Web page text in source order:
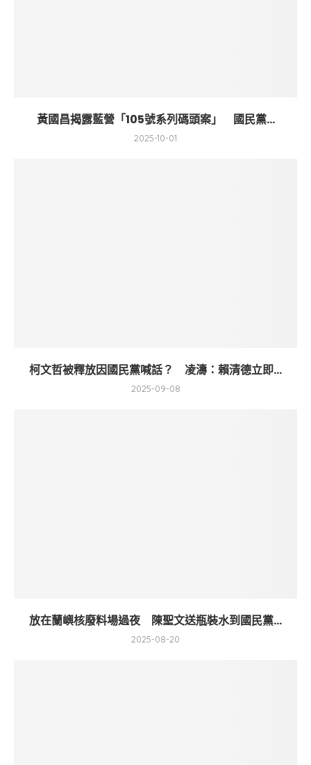
黃國昌揭露藍營「105號系列碼頭案」 國民黨...
2025-10-01
柯文哲被釋放因國民黨喊話？ 凌濤：賴清德立即...
2025-09-08
放在蘭嶼核廢料場過夜 陳聖文送瓶裝水到國民黨...
2025-08-20